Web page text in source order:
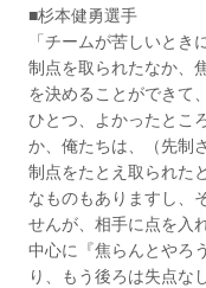
■杉本健勇選手
「チームが苦しいと
制点を取られたなか、
を決めることができて
ひとつ、よかったとこ
か、俺たちは、（先制
制点をたとえ取られた
なものもありますし、
せんが、相手に点を入
中心に『焦らんとやろ
り、もう後ろは失点な